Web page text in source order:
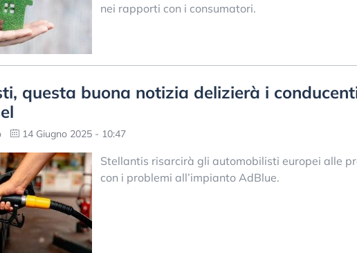
nei rapporti con i consumatori.
questa buona notizia delizierà i
14 Giugno 2025 - 10:47
Stellantis risarcirà gli automobilisti europei alle
con i problemi all’impianto AdBlue.